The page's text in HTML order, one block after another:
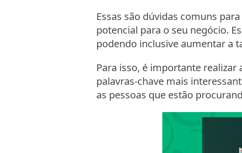
Essas são dúvidas comuns
potencial para o seu negócio.
podendo inclusive aumentar a
Para isso, é importante realizar
palavras-chave mais
as pessoas que estão